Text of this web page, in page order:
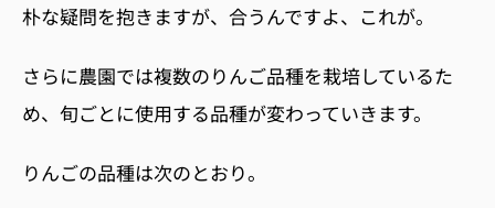
朴な疑問を抱きますが、合うんですよ、これが。
さらに農園では複数のりんご品種を栽培しているた
め、旬ごとに使用する品種が変わっていきます。
りんごの品種は次のとおり。